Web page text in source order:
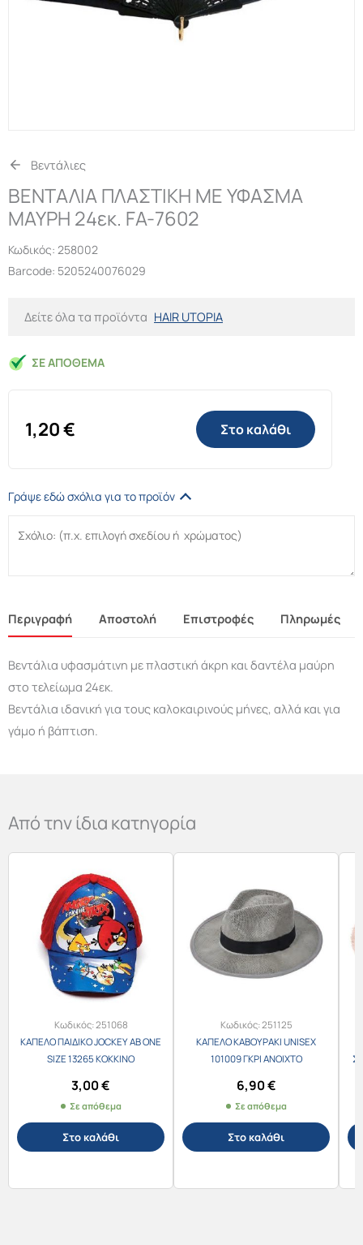
Βεντάλιες
ΒΕΝΤΑΛΙΑ ΠΛΑΣΤΙΚΗ ΜΕ ΥΦΑΣΜΑ
ΜΑΥΡΗ 24εκ. FA-7602
Κωδικός: 258002
Barcode: 5205240076029
Δείτε όλα τα προϊόντα HAIR UTOPIA
ΣΕ ΑΠΌΘΕΜΑ
1,20€ Στο καλάθι
Γράψε εδώ σχόλια για το προϊόν
Περιγραφή Αποστολή Επιστροφές Πληρωμές
Βεντάλια υφασμάτινη με πλαστική άκρη και δαντέλα μαύρη
στο τελείωμα 24εκ.
Βεντάλια ιδανική για τους καλοκαιρινούς μήνες, αλλά και για
γάμο ή βάπτιση.
Από την ίδια κατηγορία
Κωδικός:251068
ΚΑΠΕΛΟ ΠΑΙΔΙΚΟ JOCKEY AB ONE
SIZE 13265 ΚΟΚΚΙΝΟ
3,00€
Σε απόθεμα
Στο καλάθι
Κωδικός:251125
ΚΑΠΕΛΟ ΚΑΒΟΥΡΑΚΙ UNISEX
101009 ΓΚΡΙ ΑΝΟΙΧΤΟ
6,90€
Σε απόθεμα
Στο καλάθι